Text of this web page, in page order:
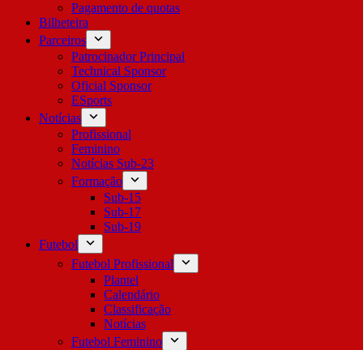
Pagamento de quotas
Bilheteira
Parceiros
Patrocinador Principal
Technical Sponsor
Oficial Sponsor
ESports
Notícias
Profissional
Feminino
Notícias Sub-23
Formação
Sub-15
Sub-17
Sub-19
Futebol
Futebol Profissional
Plantel
Calendário
Classificação
Notícias
Futebol Feminino